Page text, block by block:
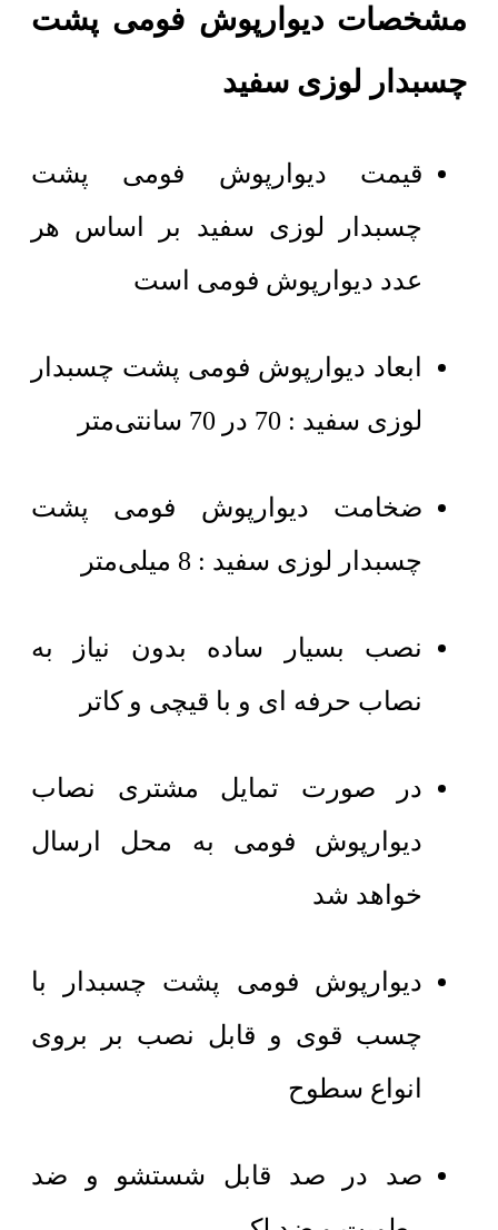
مشخصات دیوارپوش فومی پشت
چسبدار لوزی سفید
قیمت دیوارپوش فومی پشت
چسبدار لوزی سفید بر اساس هر
عدد دیوارپوش فومی است
ابعاد دیوارپوش فومی پشت چسبدار
لوزی سفید : 70 در 70 سانتی‌متر
ضخامت دیوارپوش فومی پشت
چسبدار لوزی سفید : 8 میلی‌متر
نصب بسیار ساده بدون نیاز به
نصاب حرفه ای و با قیچی و کاتر
در صورت تمایل مشتری نصاب
دیوارپوش فومی به محل ارسال
خواهد شد
دیوارپوش فومی پشت چسبدار با
چسب قوی و قابل نصب بر بروی
انواع سطوح
صد در صد قابل شستشو و ضد